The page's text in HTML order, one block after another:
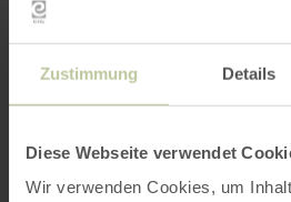
Zustimmung Details
Diese Webseite verwendet
Wir verwenden Cookies, um